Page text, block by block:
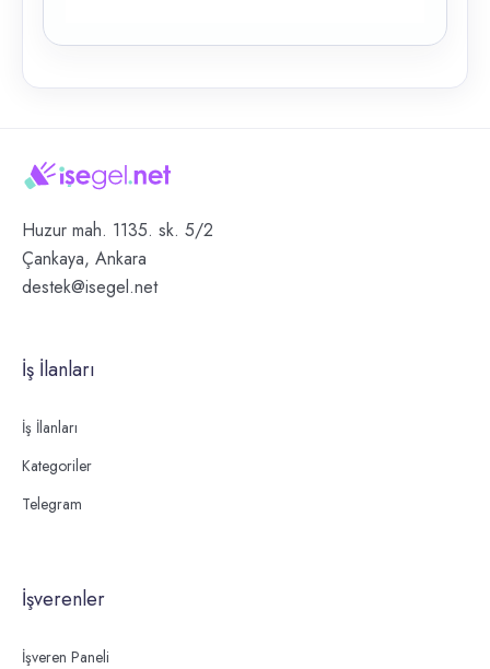
Huzur mah. 1135. sk. 5/2
Çankaya, Ankara
destek@isegel.net
İş İlanları
İş İlanları
Kategoriler
Telegram
İşverenler
İşveren Paneli